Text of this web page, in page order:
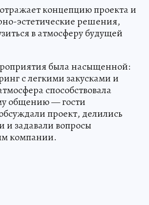
концепцию проекта и
эстетические решения,
в атмосферу будущей
была насыщенной:
с легкими закусками и
способствовала
общению — гости
проект, делились
и задавали вопросы
компании.